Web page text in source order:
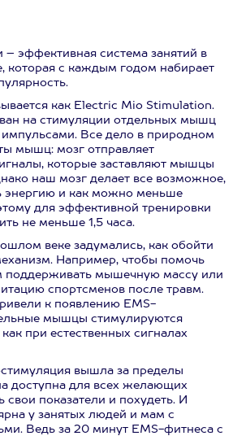
– эффективная система занятий в
которая с каждым годом набирает
как Electric Mio Stimulation.
на стимуляции отдельных мышц
импульсами. Все дело в природном
мышц: мозг отправляет
которые заставляют мышцы
наш мозг делает все возможное,
энергию и как можно меньше
для эффективной тренировки
не меньше 1,5 часа.
веке задумались, как обойти
Например, чтобы помочь
мышечную массу или
спортсменов после травм.
к появлению EMS-
мышцы стимулируются
при естественных сигналах
вышла за пределы
доступна для всех желающих
свои показатели и похудеть. И
у занятых людей и мам с
Ведь за 20 минут EMS-фитнеса с